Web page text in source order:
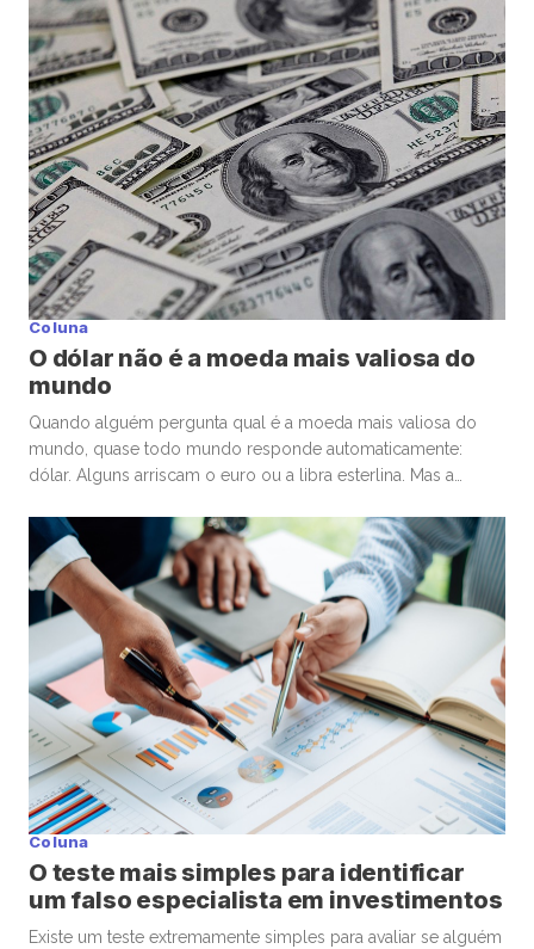
assim, ser premiado com confiança global. Enquanto o
mundo […]
Coluna
O dólar não é a moeda mais valiosa do
mundo
Quando alguém pergunta qual é a moeda mais valiosa do
mundo, quase todo mundo responde automaticamente:
dólar. Alguns arriscam o euro ou a libra esterlina. Mas a
nominal frente ao dólar é o dinar kuwaitiano (KWD). Hoje, um
único dinar vale aproximadamente US$ 3,27 dólares, ou algo
[…]
Coluna
O teste mais simples para identificar
um falso especialista em investimentos
Existe um teste extremamente simples para avaliar se alguém